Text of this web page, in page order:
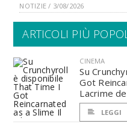
NOTIZIE / 3/08/2026
ARTICOLI PIÙ
CINEMA
Su
Got
Lacrime
LEGGI